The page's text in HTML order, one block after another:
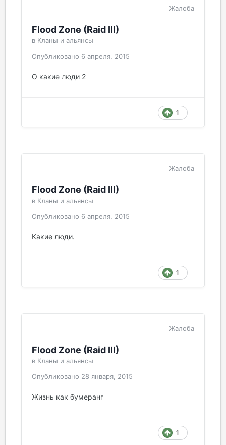
Жалоба
Flood Zone (Raid III)
в Кланы и альянсы
Опубликовано 6 апреля, 2015
О какие люди 2
1
Жалоба
Flood Zone (Raid III)
в Кланы и альянсы
Опубликовано 6 апреля, 2015
Какие люди.
1
Жалоба
Flood Zone (Raid III)
в Кланы и альянсы
Опубликовано 28 января, 2015
Жизнь как бумеранг
1